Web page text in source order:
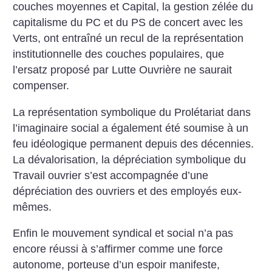
couches moyennes et Capital, la gestion zélée du
capitalisme du PC et du PS de concert avec les
Verts, ont entraîné un recul de la représentation
institutionnelle des couches populaires, que
l’ersatz proposé par Lutte Ouvrière ne saurait
compenser.
La représentation symbolique du Prolétariat dans
l’imaginaire social a également été soumise à un
feu idéologique permanent depuis des décennies.
La dévalorisation, la dépréciation symbolique du
Travail ouvrier s’est accompagnée d’une
dépréciation des ouvriers et des employés eux-
mêmes.
Enfin le mouvement syndical et social n’a pas
encore réussi à s’affirmer comme une force
autonome, porteuse d’un espoir manifeste,